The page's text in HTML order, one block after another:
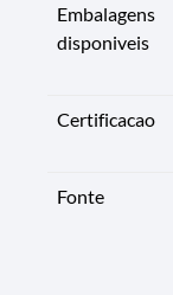
Embalagens
disponiveis
Certificacao
Fonte